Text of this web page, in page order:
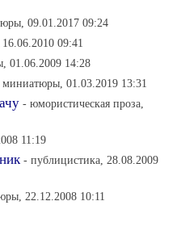
09.01.2017 09:24
09:41
01.06.2009 14:28
01.03.2019 13:31
- юмористическая проза,
11:19
- публицистика, 28.08.2009
22.12.2008 10:11